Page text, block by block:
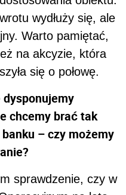
sprawdzenie, czy w
na lata
gdzie
środki na taki cel.
35% kosztów
pomoc eksperta